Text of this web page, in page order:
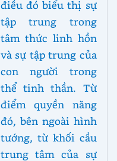
điều đó biểu thị sự
tập trung trong
tâm thức linh hồn
và sự tập trung của
con người trong
thể tinh thần. Từ
điểm quyền năng
đó, bên ngoài hình
tướng, từ khối cầu
trung tâm của sự